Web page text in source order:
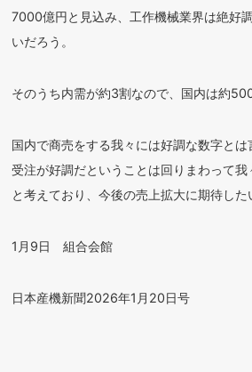
7000億円と見込み、工作機械業界は絶好
いだろう。
そのうち内需が約3割なので、国内は約
国内で商売をする我々には好調な数字とは
受注が好調だということは回りまわって
と考えており、今後の売上拡大に期待した
1月9日 組合会館
日本産機新聞2026年1月20日号